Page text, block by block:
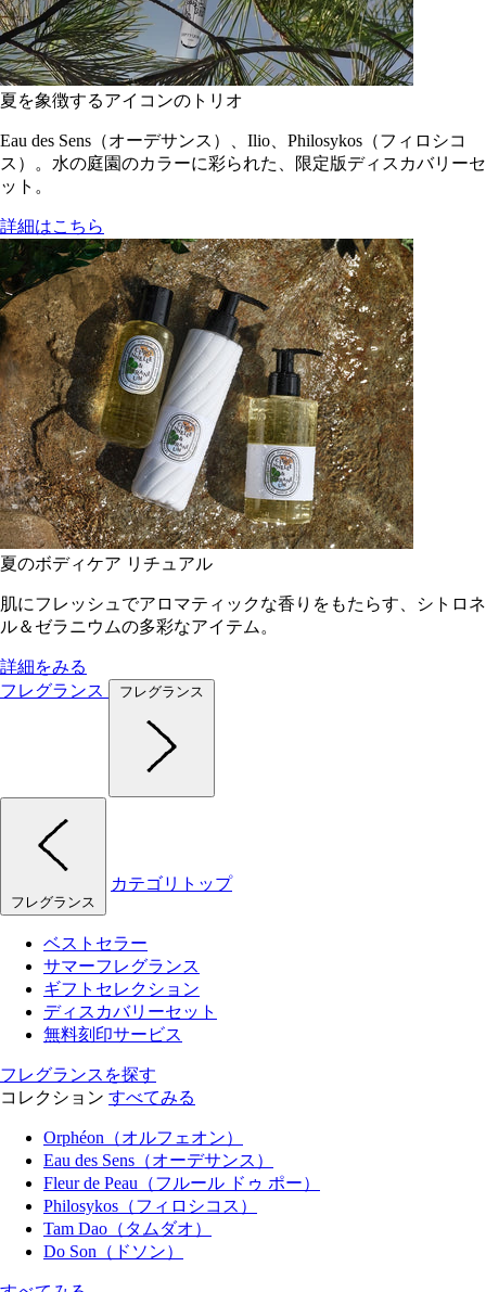
夏を象徴するアイコンのトリオ
Eau des Sens（オーデサンス）、Ilio、Philosykos（フィロシコ
ス）。水の庭園のカラーに彩られた、限定版ディスカバリーセ
ット。
詳細はこちら
夏のボディケア リチュアル
肌にフレッシュでアロマティックな香りをもたらす、シトロネ
ル＆ゼラニウムの多彩なアイテム。
詳細をみる
フレグランス
フレグランス
フレグランス
カテゴリトップ
ベストセラー
サマーフレグランス
ギフトセレクション
ディスカバリーセット
無料刻印サービス
フレグランスを探す
コレクション すべてみる
Orphéon（オルフェオン）
Eau des Sens（オーデサンス）
Fleur de Peau（フルール ドゥ ポー）
Philosykos（フィロシコス）
Tam Dao（タムダオ）
Do Son（ドソン）